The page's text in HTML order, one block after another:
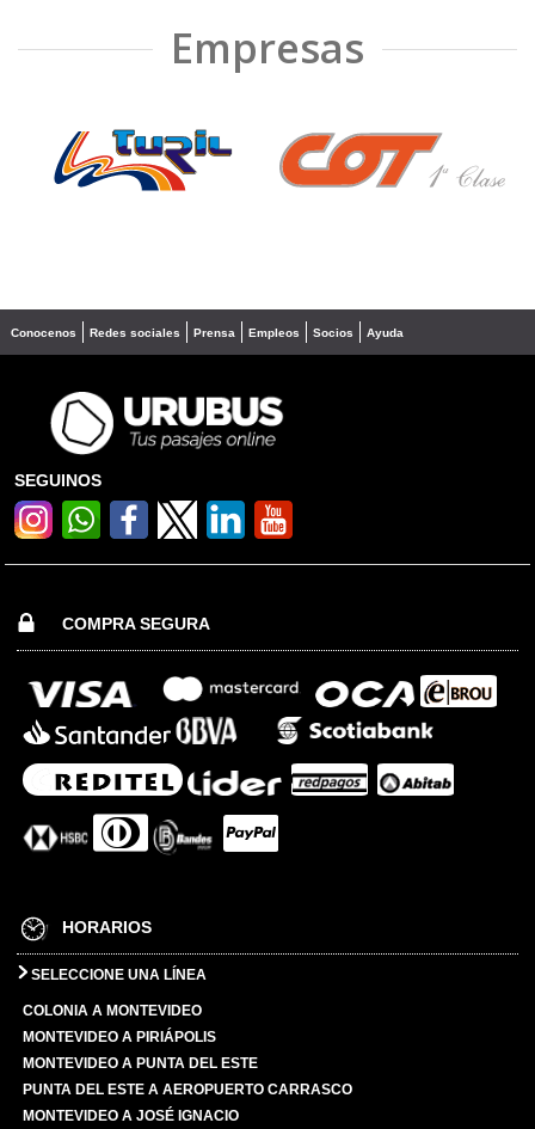
Empresas
❮ ❯
Conocenos Redes sociales Prensa Empleos Socios Ayuda
SEGUINOS
COMPRA SEGURA
HORARIOS
SELECCIONE UNA LÍNEA
COLONIA A MONTEVIDEO
MONTEVIDEO A PIRIÁPOLIS
MONTEVIDEO A PUNTA DEL ESTE
PUNTA DEL ESTE A AEROPUERTO CARRASCO
MONTEVIDEO A JOSÉ IGNACIO